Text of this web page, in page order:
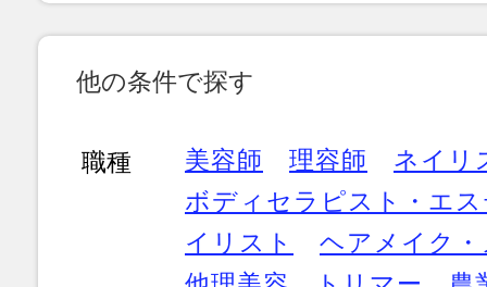
他の条件で探す
職種 美容師 理容師
ネイリ
ボディセラピスト・エ
イリスト
ヘアメイク